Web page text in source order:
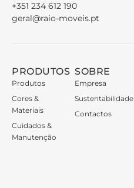
+351 234 612 190
geral@raio-moveis.pt
PRODUTOS
Produtos
Cores &
Materiais
Cuidados &
Manutenção
SOBRE
Empresa
Sustentabilidade
Contactos